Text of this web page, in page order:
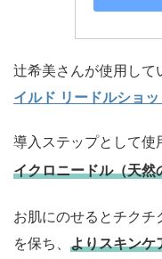
辻希美さんが使用して
イルド リードルショ
導入ステップとして使
イクロニードル（天然
お肌にのせるとチクチ
を保ち、 よりスキンケ